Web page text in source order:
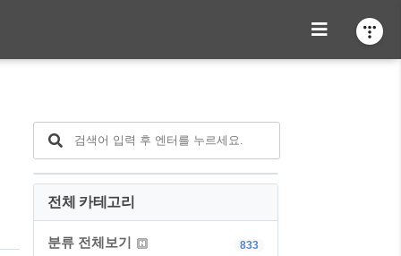
전체 카테고리
분류 전체보기 833